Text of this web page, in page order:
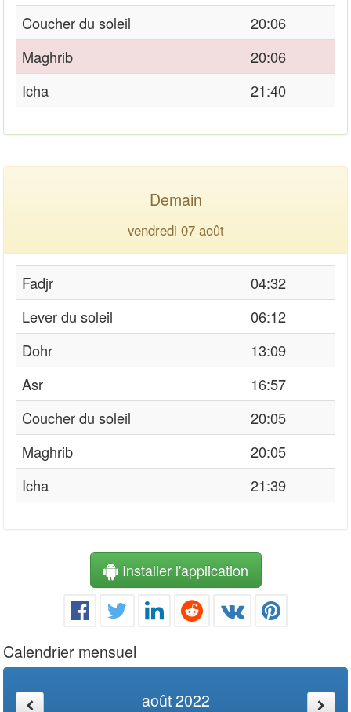
Coucher du soleil
20:06
Maghrib
20:06
Icha
21:40
Demain
vendredi 07 août
Fadjr
04:32
Lever du soleil
06:12
Dohr
13:09
Asr
16:57
Coucher du soleil
20:05
Maghrib
20:05
Icha
21:39
Installer l'application
Calendrier mensuel
août 2022